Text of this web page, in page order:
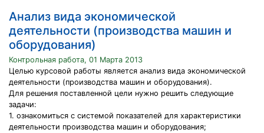
Анализ вида экономической
деятельности (производства машин и
оборудования)
Контрольная работа, 01 Марта 2013
Целью курсовой работы является анализ вида экономической
деятельности (производства машин и оборудования).
Для решения поставленной цели нужно решить следующие
задачи:
1. ознакомиться с системой показателей для характеристики
деятельности производства машин и оборудования;